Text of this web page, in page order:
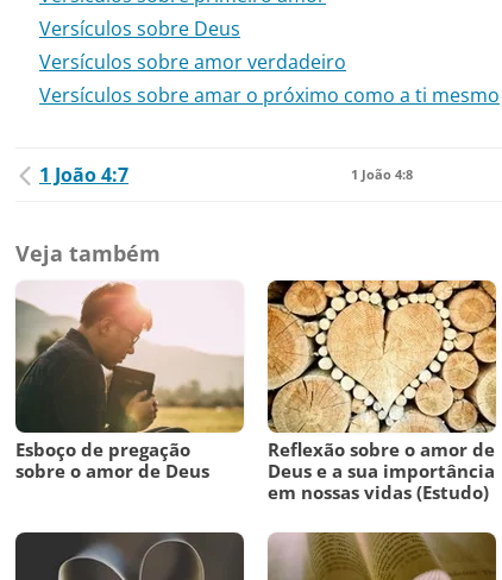
Versículos sobre Deus
Versículos sobre amor verdadeiro
Versículos sobre amar o próximo como a ti mesmo
1 João 4:7 1 João 4:8
Veja também
Esboço de pregação
sobre o amor de Deus
Reflexão sobre o amor de
Deus e a sua importância
em nossas vidas (Estudo)